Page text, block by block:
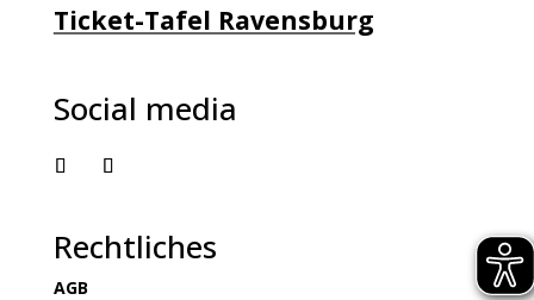
Ticket-Tafel Ravensburg
Social media
Rechtliches
AGB